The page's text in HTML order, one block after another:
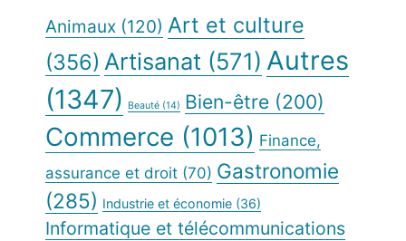
Animaux (120) Art et culture
(356) Artisanat (571) Autres
(1347)
Beauté (14) Bien-être (200)
Commerce (1013) Finance,
assurance et droit (70) Gastronomie
(285) Industrie et économie (36)
Informatique et télécommunications